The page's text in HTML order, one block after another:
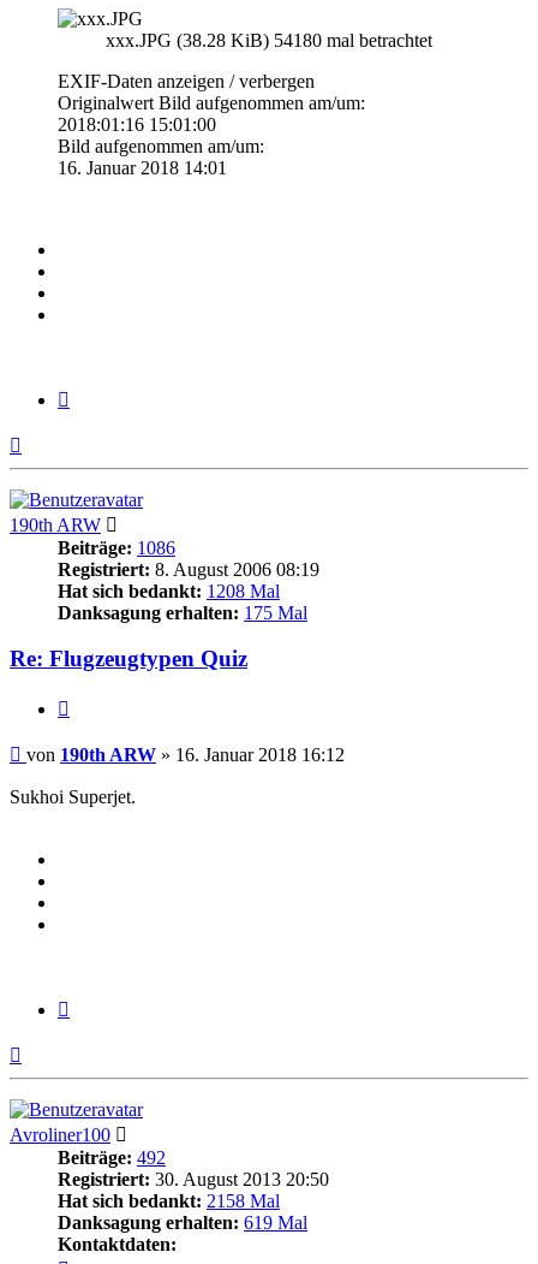
xxx.JPG (38.28 KiB) 54180 mal betrachtet
EXIF-Daten anzeigen / verbergen
Originalwert Bild aufgenommen am/um:
2018:01:16 15:01:00
Bild aufgenommen am/um:
16. Januar 2018 14:01
190th ARW
Beiträge: 1086
Registriert: 8. August 2006 08:19
Hat sich bedankt: 1208 Mal
Danksagung erhalten: 175 Mal
Re: Flugzeugtypen Quiz
Beitrag
von 190th ARW » 16. Januar 2018 16:12
Sukhoi Superjet.
Avroliner100
Beiträge: 492
Registriert: 30. August 2013 20:50
Hat sich bedankt: 2158 Mal
Danksagung erhalten: 619 Mal
Kontaktdaten: